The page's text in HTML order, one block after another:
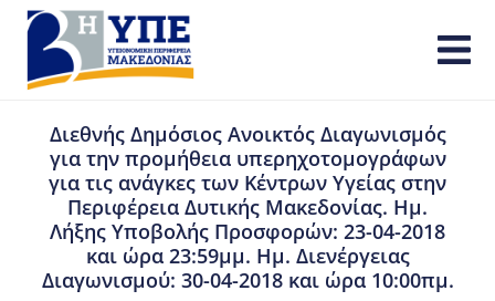
Διεθνής Δημόσιος Ανοικτός Διαγωνισμός
για την προμήθεια υπερηχοτομογράφων
για τις ανάγκες των Κέντρων Υγείας στην
Περιφέρεια Δυτικής Μακεδονίας. Ημ.
Λήξης Υποβολής Προσφορών: 23-04-2018
και ώρα 23:59μμ. Ημ. Διενέργειας
Διαγωνισμού: 30-04-2018 και ώρα 10:00πμ.